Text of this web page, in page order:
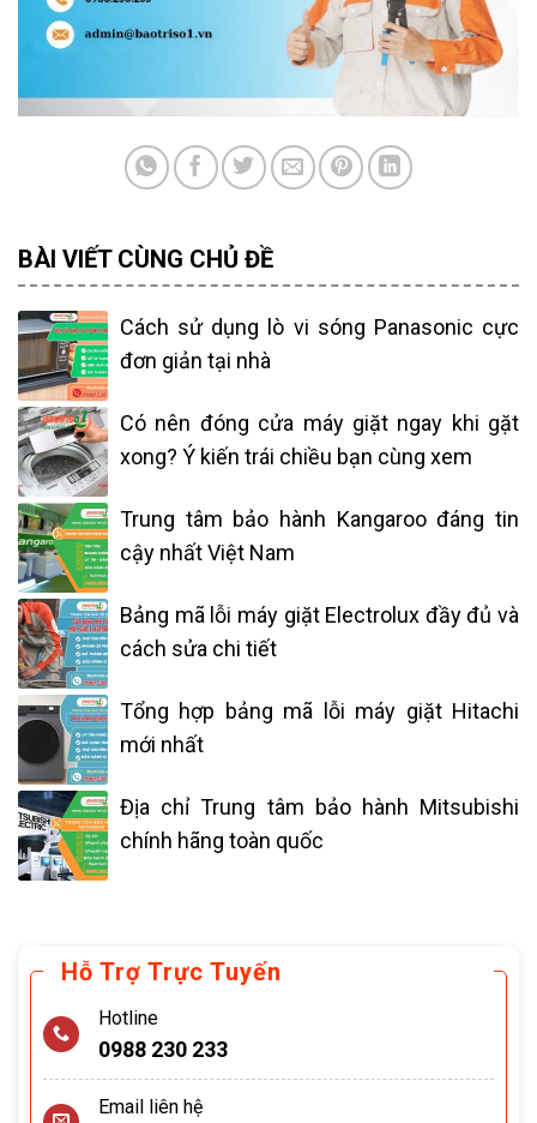
Hỗ Trợ Trực Tuyến
Hotline
0988 230 233
Email liên hệ
BÀI VIẾT CÙNG CHỦ ĐỀ
Cách sử dụng lò vi sóng Panasonic cực
đơn giản tại nhà
Có nên đóng cửa máy giặt ngay khi gặt
xong? Ý kiến trái chiều bạn cùng xem
Trung tâm bảo hành Kangaroo đáng tin
cậy nhất Việt Nam
Bảng mã lỗi máy giặt Electrolux đầy đủ và
cách sửa chi tiết
Tổng hợp bảng mã lỗi máy giặt Hitachi
mới nhất
Địa chỉ Trung tâm bảo hành Mitsubishi
chính hãng toàn quốc